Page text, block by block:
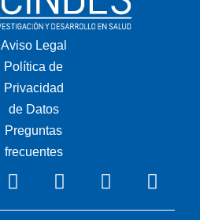
Aviso Legal
Política de
Privacidad
de Datos
Preguntas
frecuentes